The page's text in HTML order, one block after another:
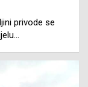
privode se